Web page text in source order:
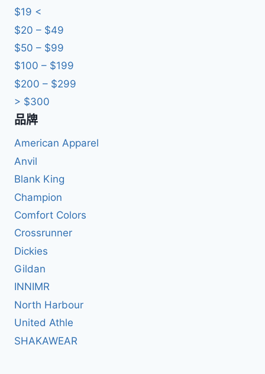
鍵
字:
$19 <
$20 – $49
$50 – $99
$100 – $199
$200 – $299
> $300
品牌
American Apparel
Anvil
Blank King
Champion
Comfort Colors
Crossrunner
Dickies
Gildan
INNIMR
North Harbour
United Athle
SHAKAWEAR